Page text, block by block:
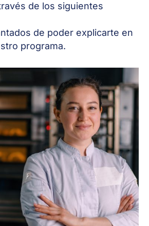
de los siguientes
de poder explicarte en
programa.